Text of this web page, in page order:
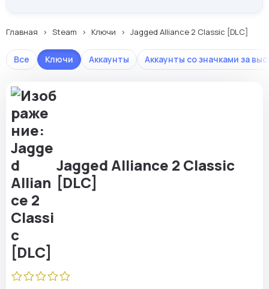
Главная Steam Ключи Jagged Alliance 2 Classic [DLC]
Все Аккаунты Аккаунты со значками за
Ключи
Jagged Alliance 2 Classic
[DLC]